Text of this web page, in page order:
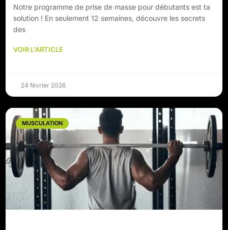
Notre programme de prise de masse pour débutants est ta
solution ! En seulement 12 semaines, découvre les secrets
des
VOIR L'ARTICLE
24 février 2026
MUSCULATION